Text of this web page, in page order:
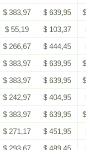
$ 383,97 $ 639,95
$ 55,19 $ 103,37
$ 266,67 $ 444,45
$ 383,97 $ 639,95
$ 383,97 $ 639,95
$ 242,97 $ 404,95
$ 383,97 $ 639,95
$ 271,17 $ 451,95
$ 293,67 $ 489,45